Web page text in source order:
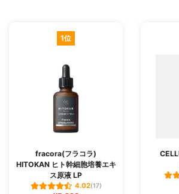
1位
fracora(フラコラ)
HITOKAN ヒト幹細胞培養エキ
ス原液 LP
4.02(17)